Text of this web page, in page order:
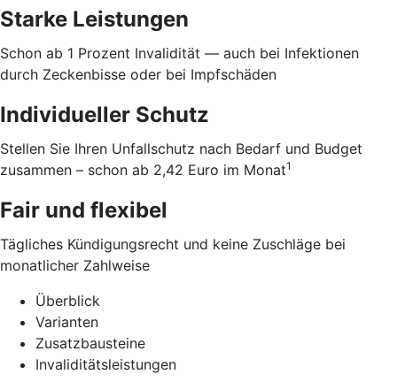
Starke Leistungen
Schon ab 1 Prozent Invalidität — auch bei Infektionen
durch Zeckenbisse oder bei Impfschäden
Individueller Schutz
Stellen Sie Ihren Unfallschutz nach Bedarf und Budget
zusammen – schon ab 2,42 Euro im Monat1
Fair und flexibel
Tägliches Kündigungsrecht und keine Zuschläge bei
monatlicher Zahlweise
Überblick
Varianten
Zusatzbausteine
Invaliditätsleistungen